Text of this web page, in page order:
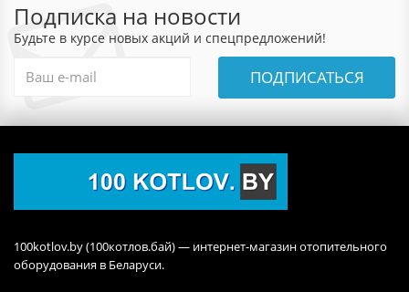
Подписка на новости
Будьте в курсе новых акций и спецпредложений!
ПОДПИСАТЬСЯ
100kotlov.by (100котлов.бай) — интернет-магазин отопительного
оборудования в Беларуси.